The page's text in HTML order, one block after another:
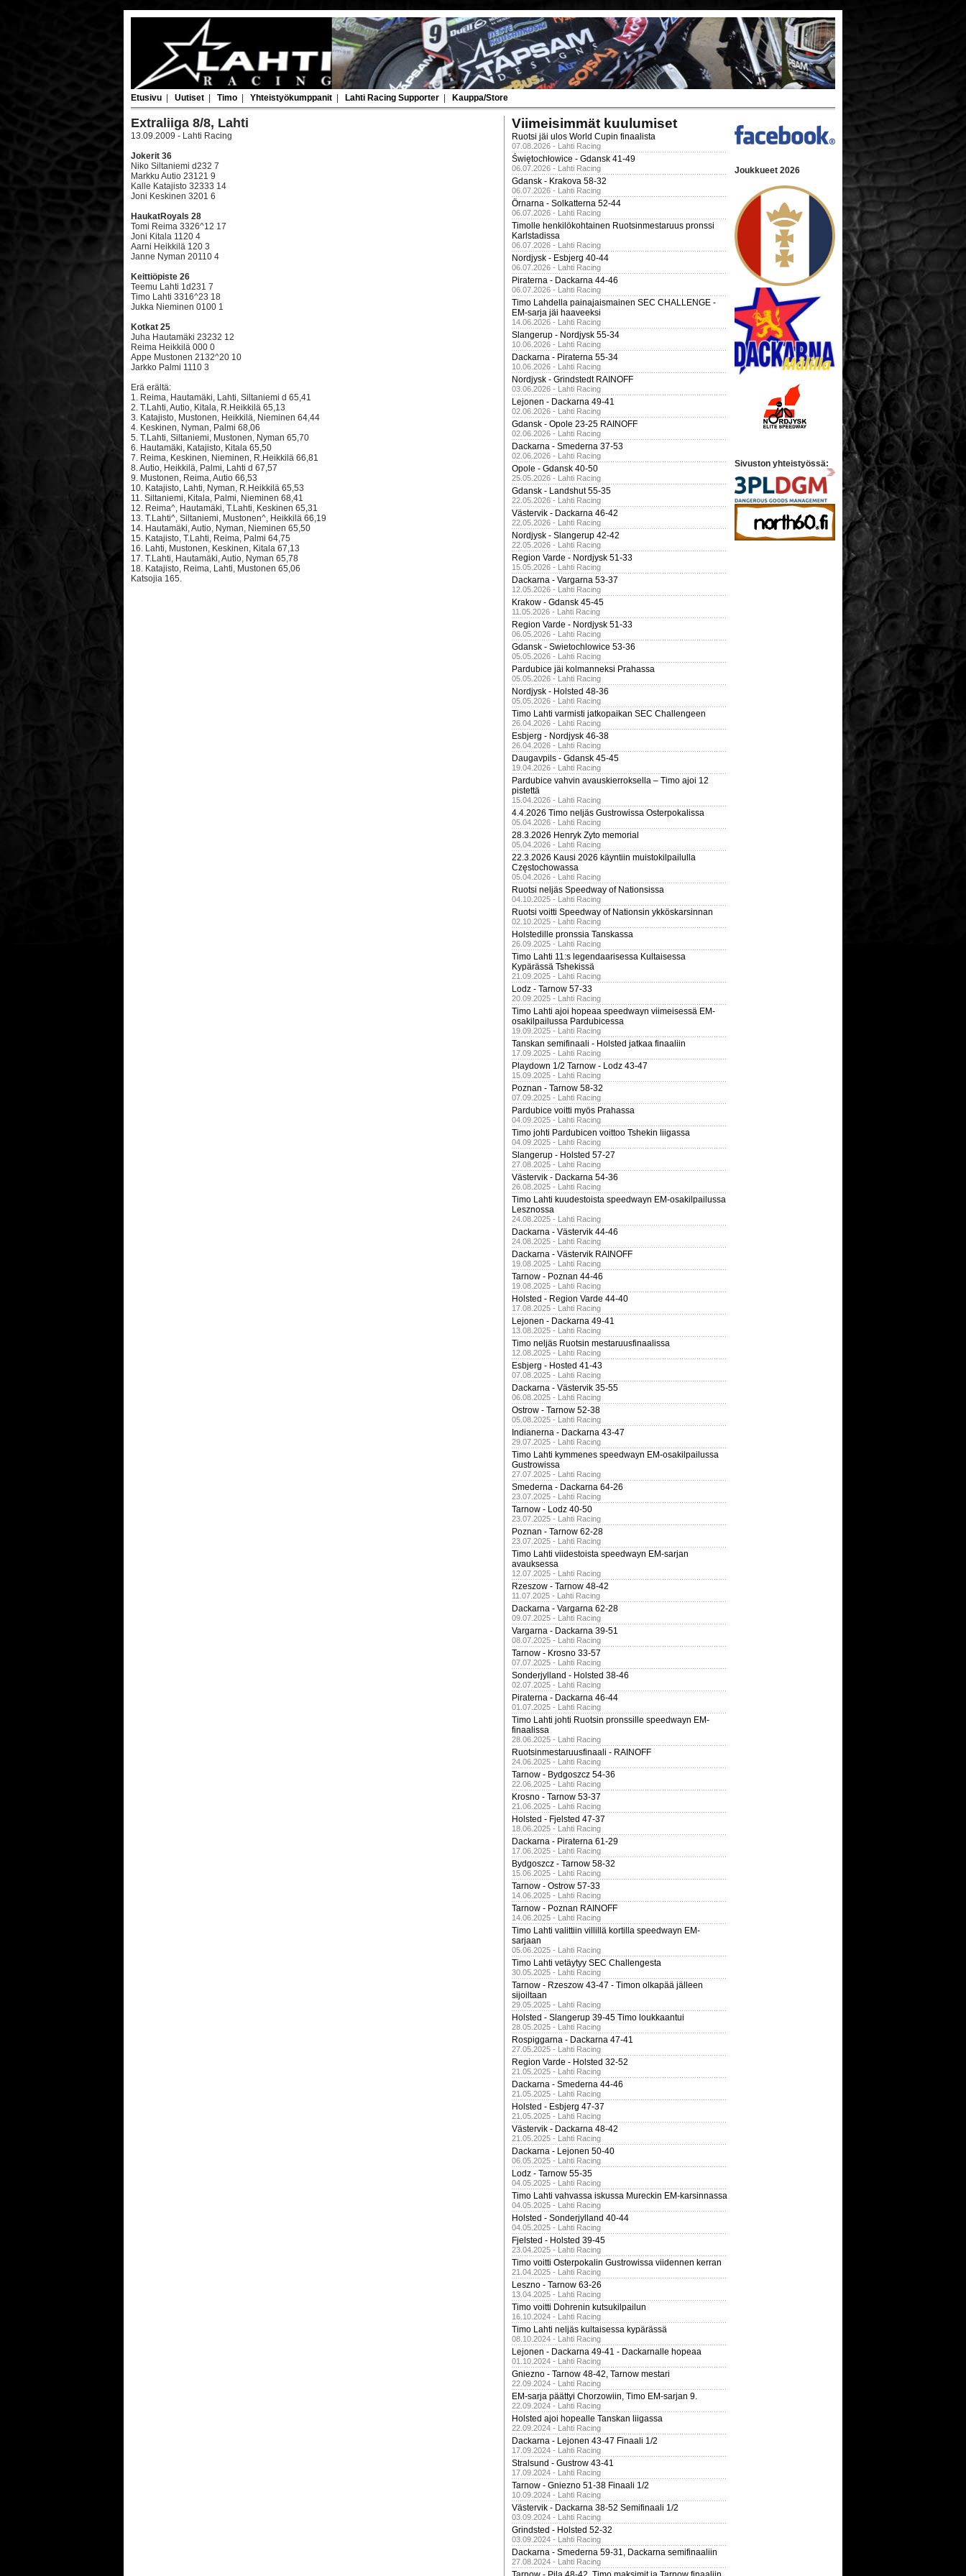
Etusivu Uutiset Timo Yhteistyökumppanit Lahti Racing Supporter Kauppa/Store
Extraliiga 8/8, Lahti
13.09.2009 - Lahti Racing
Jokerit 36
Niko Siltaniemi d232 7
Markku Autio 23121 9
Kalle Katajisto 32333 14
Joni Keskinen 3201 6
HaukatRoyals 28
Tomi Reima 3326^12 17
Joni Kitala 1120 4
Aarni Heikkilä 120 3
Janne Nyman 20110 4
Keittiöpiste 26
Teemu Lahti 1d231 7
Timo Lahti 3316^23 18
Jukka Nieminen 0100 1
Kotkat 25
Juha Hautamäki 23232 12
Reima Heikkilä 000 0
Appe Mustonen 2132^20 10
Jarkko Palmi 1110 3
Erä erältä:
1. Reima, Hautamäki, Lahti, Siltaniemi d 65,41
2. T.Lahti, Autio, Kitala, R.Heikkilä 65,13
3. Katajisto, Mustonen, Heikkilä, Nieminen 64,44
4. Keskinen, Nyman, Palmi 68,06
5. T.Lahti, Siltaniemi, Mustonen, Nyman 65,70
6. Hautamäki, Katajisto, Kitala 65,50
7. Reima, Keskinen, Nieminen, R.Heikkilä 66,81
8. Autio, Heikkilä, Palmi, Lahti d 67,57
9. Mustonen, Reima, Autio 66,53
10. Katajisto, Lahti, Nyman, R.Heikkilä 65,53
11. Siltaniemi, Kitala, Palmi, Nieminen 68,41
12. Reima^, Hautamäki, T.Lahti, Keskinen 65,31
13. T.Lahti^, Siltaniemi, Mustonen^, Heikkilä 66,19
14. Hautamäki, Autio, Nyman, Nieminen 65,50
15. Katajisto, T.Lahti, Reima, Palmi 64,75
16. Lahti, Mustonen, Keskinen, Kitala 67,13
17. T.Lahti, Hautamäki, Autio, Nyman 65,78
18. Katajisto, Reima, Lahti, Mustonen 65,06
Katsojia 165.
Viimeisimmät kuulumiset
Ruotsi jäi ulos World Cupin finaalista
07.08.2026 - Lahti Racing
Świętochłowice - Gdansk 41-49
06.07.2026 - Lahti Racing
Gdansk - Krakova 58-32
06.07.2026 - Lahti Racing
Örnarna - Solkatterna 52-44
06.07.2026 - Lahti Racing
Timolle henkilökohtainen Ruotsinmestaruus pronssi
Karlstadissa
06.07.2026 - Lahti Racing
Nordjysk - Esbjerg 40-44
06.07.2026 - Lahti Racing
Piraterna - Dackarna 44-46
06.07.2026 - Lahti Racing
Timo Lahdella painajaismainen SEC CHALLENGE -
EM-sarja jäi haaveeksi
14.06.2026 - Lahti Racing
Slangerup - Nordjysk 55-34
10.06.2026 - Lahti Racing
Dackarna - Piraterna 55-34
10.06.2026 - Lahti Racing
Nordjysk - Grindstedt RAINOFF
03.06.2026 - Lahti Racing
Lejonen - Dackarna 49-41
02.06.2026 - Lahti Racing
Gdansk - Opole 23-25 RAINOFF
02.06.2026 - Lahti Racing
Dackarna - Smederna 37-53
02.06.2026 - Lahti Racing
Opole - Gdansk 40-50
25.05.2026 - Lahti Racing
Gdansk - Landshut 55-35
22.05.2026 - Lahti Racing
Västervik - Dackarna 46-42
22.05.2026 - Lahti Racing
Nordjysk - Slangerup 42-42
22.05.2026 - Lahti Racing
Region Varde - Nordjysk 51-33
15.05.2026 - Lahti Racing
Dackarna - Vargarna 53-37
12.05.2026 - Lahti Racing
Krakow - Gdansk 45-45
11.05.2026 - Lahti Racing
Region Varde - Nordjysk 51-33
06.05.2026 - Lahti Racing
Gdansk - Swietochlowice 53-36
05.05.2026 - Lahti Racing
Pardubice jäi kolmanneksi Prahassa
05.05.2026 - Lahti Racing
Nordjysk - Holsted 48-36
05.05.2026 - Lahti Racing
Timo Lahti varmisti jatkopaikan SEC Challengeen
26.04.2026 - Lahti Racing
Esbjerg - Nordjysk 46-38
26.04.2026 - Lahti Racing
Daugavpils - Gdansk 45-45
19.04.2026 - Lahti Racing
Pardubice vahvin avauskierroksella – Timo ajoi 12
pistettä
15.04.2026 - Lahti Racing
4.4.2026 Timo neljäs Gustrowissa Osterpokalissa
05.04.2026 - Lahti Racing
28.3.2026 Henryk Zyto memorial
05.04.2026 - Lahti Racing
22.3.2026 Kausi 2026 käyntiin muistokilpailulla
Częstochowassa
05.04.2026 - Lahti Racing
Ruotsi neljäs Speedway of Nationsissa
04.10.2025 - Lahti Racing
Ruotsi voitti Speedway of Nationsin ykköskarsinnan
02.10.2025 - Lahti Racing
Holstedille pronssia Tanskassa
26.09.2025 - Lahti Racing
Timo Lahti 11:s legendaarisessa Kultaisessa
Kypärässä Tshekissä
21.09.2025 - Lahti Racing
Lodz - Tarnow 57-33
20.09.2025 - Lahti Racing
Timo Lahti ajoi hopeaa speedwayn viimeisessä EM-
osakilpailussa Pardubicessa
19.09.2025 - Lahti Racing
Tanskan semifinaali - Holsted jatkaa finaaliin
17.09.2025 - Lahti Racing
Playdown 1/2 Tarnow - Lodz 43-47
15.09.2025 - Lahti Racing
Poznan - Tarnow 58-32
07.09.2025 - Lahti Racing
Pardubice voitti myös Prahassa
04.09.2025 - Lahti Racing
Timo johti Pardubicen voittoo Tshekin liigassa
04.09.2025 - Lahti Racing
Slangerup - Holsted 57-27
27.08.2025 - Lahti Racing
Västervik - Dackarna 54-36
26.08.2025 - Lahti Racing
Timo Lahti kuudestoista speedwayn EM-osakilpailussa
Lesznossa
24.08.2025 - Lahti Racing
Dackarna - Västervik 44-46
24.08.2025 - Lahti Racing
Dackarna - Västervik RAINOFF
19.08.2025 - Lahti Racing
Tarnow - Poznan 44-46
19.08.2025 - Lahti Racing
Holsted - Region Varde 44-40
17.08.2025 - Lahti Racing
Lejonen - Dackarna 49-41
13.08.2025 - Lahti Racing
Timo neljäs Ruotsin mestaruusfinaalissa
12.08.2025 - Lahti Racing
Esbjerg - Hosted 41-43
07.08.2025 - Lahti Racing
Dackarna - Västervik 35-55
06.08.2025 - Lahti Racing
Ostrow - Tarnow 52-38
05.08.2025 - Lahti Racing
Indianerna - Dackarna 43-47
29.07.2025 - Lahti Racing
Timo Lahti kymmenes speedwayn EM-osakilpailussa
Gustrowissa
27.07.2025 - Lahti Racing
Smederna - Dackarna 64-26
23.07.2025 - Lahti Racing
Tarnow - Lodz 40-50
23.07.2025 - Lahti Racing
Poznan - Tarnow 62-28
23.07.2025 - Lahti Racing
Timo Lahti viidestoista speedwayn EM-sarjan
avauksessa
12.07.2025 - Lahti Racing
Rzeszow - Tarnow 48-42
11.07.2025 - Lahti Racing
Dackarna - Vargarna 62-28
09.07.2025 - Lahti Racing
Vargarna - Dackarna 39-51
08.07.2025 - Lahti Racing
Tarnow - Krosno 33-57
07.07.2025 - Lahti Racing
Sonderjylland - Holsted 38-46
02.07.2025 - Lahti Racing
Piraterna - Dackarna 46-44
01.07.2025 - Lahti Racing
Timo Lahti johti Ruotsin pronssille speedwayn EM-
finaalissa
28.06.2025 - Lahti Racing
Ruotsinmestaruusfinaali - RAINOFF
24.06.2025 - Lahti Racing
Tarnow - Bydgoszcz 54-36
22.06.2025 - Lahti Racing
Krosno - Tarnow 53-37
21.06.2025 - Lahti Racing
Holsted - Fjelsted 47-37
18.06.2025 - Lahti Racing
Dackarna - Piraterna 61-29
17.06.2025 - Lahti Racing
Bydgoszcz - Tarnow 58-32
15.06.2025 - Lahti Racing
Tarnow - Ostrow 57-33
14.06.2025 - Lahti Racing
Tarnow - Poznan RAINOFF
14.06.2025 - Lahti Racing
Timo Lahti valittiin villillä kortilla speedwayn EM-
sarjaan
05.06.2025 - Lahti Racing
Timo Lahti vetäytyy SEC Challengesta
30.05.2025 - Lahti Racing
Tarnow - Rzeszow 43-47 - Timon olkapää jälleen
sijoiltaan
29.05.2025 - Lahti Racing
Holsted - Slangerup 39-45 Timo loukkaantui
28.05.2025 - Lahti Racing
Rospiggarna - Dackarna 47-41
27.05.2025 - Lahti Racing
Region Varde - Holsted 32-52
21.05.2025 - Lahti Racing
Dackarna - Smederna 44-46
21.05.2025 - Lahti Racing
Holsted - Esbjerg 47-37
21.05.2025 - Lahti Racing
Västervik - Dackarna 48-42
21.05.2025 - Lahti Racing
Dackarna - Lejonen 50-40
06.05.2025 - Lahti Racing
Lodz - Tarnow 55-35
04.05.2025 - Lahti Racing
Timo Lahti vahvassa iskussa Mureckin EM-karsinnassa
04.05.2025 - Lahti Racing
Holsted - Sonderjylland 40-44
04.05.2025 - Lahti Racing
Fjelsted - Holsted 39-45
23.04.2025 - Lahti Racing
Timo voitti Osterpokalin Gustrowissa viidennen kerran
21.04.2025 - Lahti Racing
Leszno - Tarnow 63-26
13.04.2025 - Lahti Racing
Timo voitti Dohrenin kutsukilpailun
16.10.2024 - Lahti Racing
Timo Lahti neljäs kultaisessa kypärässä
08.10.2024 - Lahti Racing
Lejonen - Dackarna 49-41 - Dackarnalle hopeaa
01.10.2024 - Lahti Racing
Gniezno - Tarnow 48-42, Tarnow mestari
22.09.2024 - Lahti Racing
EM-sarja päättyi Chorzowiin, Timo EM-sarjan 9.
22.09.2024 - Lahti Racing
Holsted ajoi hopealle Tanskan liigassa
22.09.2024 - Lahti Racing
Dackarna - Lejonen 43-47 Finaali 1/2
17.09.2024 - Lahti Racing
Stralsund - Gustrow 43-41
17.09.2024 - Lahti Racing
Tarnow - Gniezno 51-38 Finaali 1/2
10.09.2024 - Lahti Racing
Västervik - Dackarna 38-52 Semifinaali 1/2
03.09.2024 - Lahti Racing
Grindsted - Holsted 52-32
03.09.2024 - Lahti Racing
Dackarna - Smederna 59-31, Dackarna semifinaaliin
27.08.2024 - Lahti Racing
Joukkueet 2026
Sivuston yhteistyössä: